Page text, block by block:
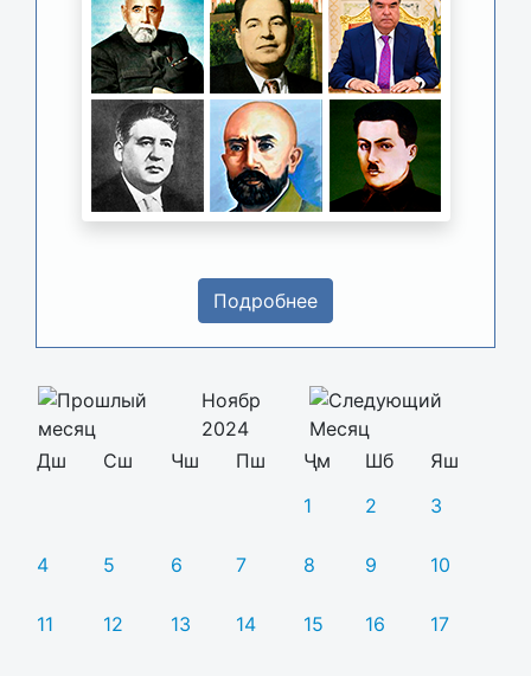
Подробнее
Ноябр
2024
Дш
Сш Чш Пш Ҷм Шб
Яш
1
2 3
4 5 6 7 8 9 10
11 12 13 14 15 16 17